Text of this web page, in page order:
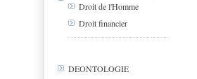
Droit de l'Homme
Droit financier
DEONTOLOGIE